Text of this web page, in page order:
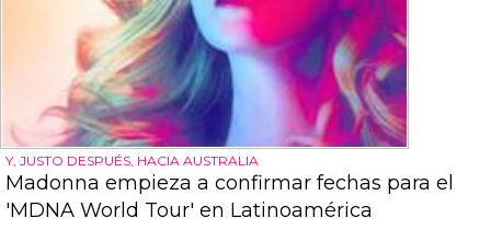
Y, JUSTO DESPUÉS, HACIA AUSTRALIA
Madonna empieza a confirmar fechas para el
'MDNA World Tour' en Latinoamérica